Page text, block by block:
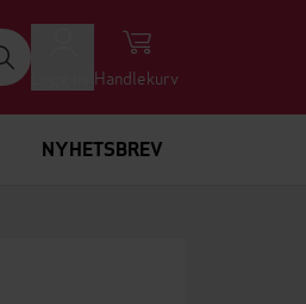
Handlekurv
NYHETSBREV